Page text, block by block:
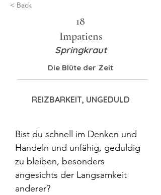
< Back
18
Impatiens
Springkraut
Die Blüte der Zeit
REIZBARKEIT, UNGEDULD
Bist du schnell im Denken und
Handeln und unfähig, geduldig
zu bleiben, besonders
angesichts der Langsamkeit
anderer?